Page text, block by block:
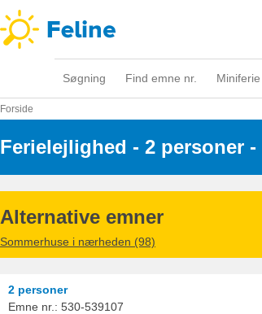
Søgning Find emne nr. Miniferie
Forside
Ferielejlighed - 2 personer -
Alternative emner
Sommerhuse i nærheden (98)
2 personer
Emne nr.: 530-539107